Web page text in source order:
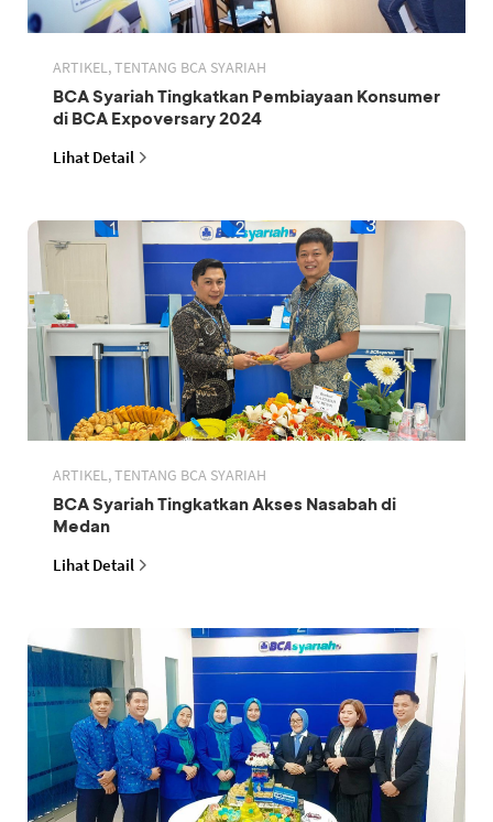
ARTIKEL, TENTANG BCA SYARIAH
BCA Syariah Tingkatkan Pembiayaan Konsumer
di BCA Expoversary 2024
Lihat Detail
ARTIKEL, TENTANG BCA SYARIAH
BCA Syariah Tingkatkan Akses Nasabah di
Medan
Lihat Detail